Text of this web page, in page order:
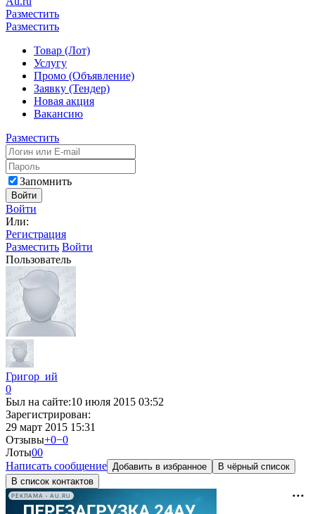
Разместить
Разместить
Товар (Лот)
Услугу
Промо (Объявление)
Заявку (Тендер)
Новая акция
Вакансию
Разместить
Запомнить
Войти
Войти
Или:
Регистрация
Разместить Войти
Пользователь
Григор_ий
0
Был на сайте:10 июля 2015 03:52
Зарегистрирован:
29 март 2015 15:31
Отзывы+0−0
Лоты00
Написать сообщение Добавить в избранное
В чёрный список
В список контактов
РЕКЛАМА • AU.RU